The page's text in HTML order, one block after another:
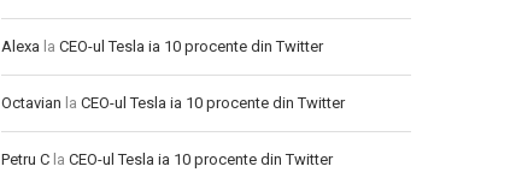
Alexa la CEO-ul Tesla ia 10 procente din Twitter
Octavian la CEO-ul Tesla ia 10 procente din Twitter
Petru C la CEO-ul Tesla ia 10 procente din Twitter